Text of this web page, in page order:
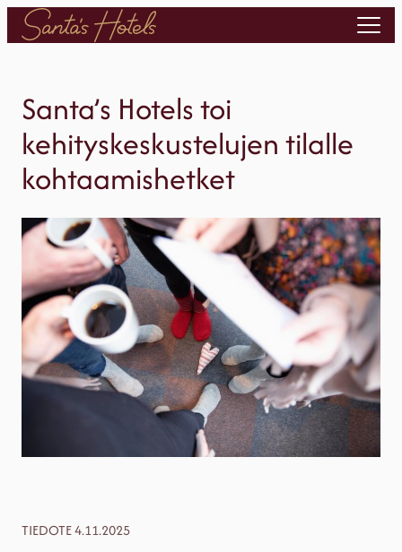
Siirry
sisältöön
Santa’s Hotels toi
kehityskeskustelujen tilalle
kohtaamishetket
TIEDOTE 4.11.2025